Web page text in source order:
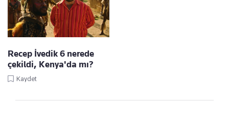
Recep İvedik 6 nerede
çekildi, Kenya'da mı?
Kaydet